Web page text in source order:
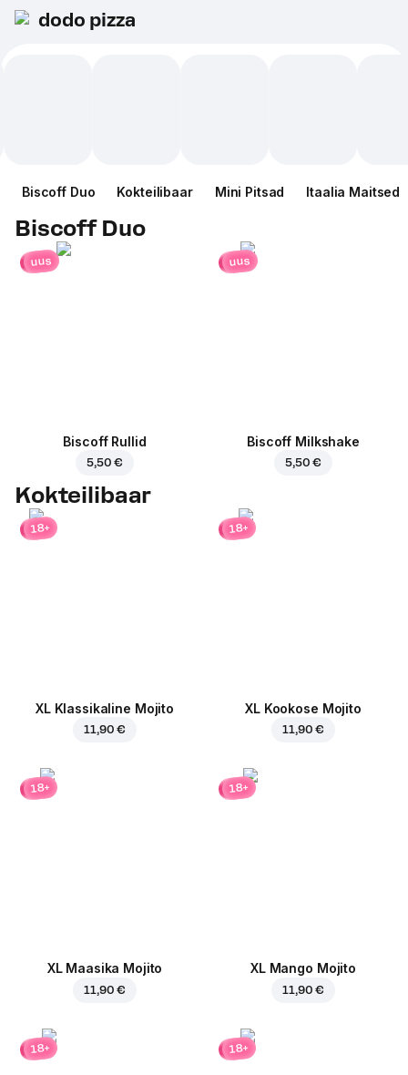
dodo pizza
Biscoff Duo Kokteilibaar Mini Pitsad Itaalia Maitsed
Biscoff Duo
uus
Biscoff Rullid
5,50 €
uus
Biscoff Milkshake
5,50 €
Kokteilibaar
18+
XL Klassikaline Mojito
11,90 €
18+
XL Kookose Mojito
11,90 €
18+
XL Maasika Mojito
11,90 €
18+
XL Mango Mojito
11,90 €
18+ 18+